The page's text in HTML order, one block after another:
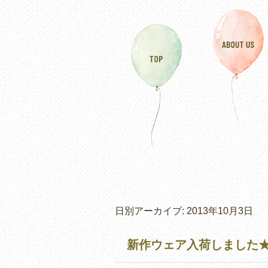
日別アーカイブ: 2013年10月3日
新作ウェア入荷しました